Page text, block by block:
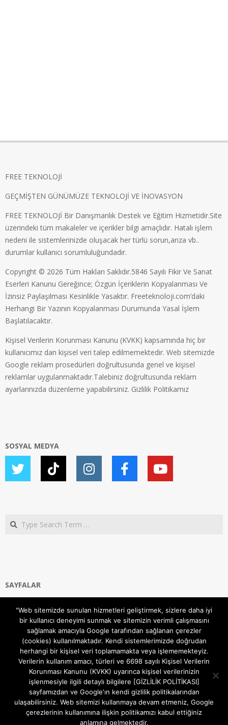
FREE TEKNOLOJİ
GEÇMİŞTEN GÜNÜMÜZE TEKNOLOJİ VE İNOVASYON
FREE TEKNOLOJİ Bir Danışmanlık Destek ve Eğitim Hizmetidir.Site
üzerindeki tüm makaleler ve içerikler bilgi amaçlıdır. Hatalı işlem
nedeni ile sistemlerinizde oluşacak her türlü sorun,arıza vb..
durumlar kullanıcı sorumluluğundadır.
Copyright © 2026 Tüm Hakları Saklıdır.5846 Sayılı Fikir Ve Sanat
Eserleri Kanunu Gereğince; Özgün İçeriklerin Kopyalanması Ve
İzinsiz Paylaşılması Kesinlikle Yasaktır. Freeteknoloji.com’daki
Herhangi Bir Yazının Kopyalanması Durumunda Yasal İşlem
Başlatılacaktır.
Kişisel Verilerin Korunması Kanunu (KVKK) kapsamında hiç bir
kullanıcımız dan kişisel veri talep edilmemektedir. Web sitemizde
Google reklam prosedürleri doğrultusunda genel ve kişisel
reklamlar uygulanmaktadır.Talebiniz doğrultusunda reklam
ayarlarınızda düzenleme yapabilirsiniz. Gizlilik Politikamız
SOSYAL MEDYA
Search
SAYFALAR
Gizlilik ve Çerezler (Cookies) Politikası
Hakkımızda
İletişim Kanalları
MODEM KURULUM
TEKNİK DESTEK
TELEVİZYON SİSTEMLERİ
"Web sitemizde sunulan hizmetleri geliştirmek, sizlere daha iyi
bir kullanıcı deneyimi sunmak ve sitemizin verimli çalışmasını
sağlamak amacıyla Google tarafından sağlanan çerezler
(cookies) kullanılmaktadır. Kendi sistemlerimizde doğrudan
herhangi bir kişisel veri toplamamakta veya işlememekteyiz.
Verilerin kullanım amacı, türleri ve 6698 sayılı Kişisel Verilerin
Korunması Kanunu (KVKK) uyarınca kişisel verilerinizin
işlenmesiyle ilgili detaylı bilgilere [GİZLİLİK POLİTİKASI]
sayfamızdan ve Google'ın kendi gizlilik politikalarından
ulaşabilirsiniz. Web sitemizi kullanmaya devam etmeniz, Google
çerezlerinin kullanımına ilişkin politikamızı kabul ettiğiniz
anlamına gelmektedir.